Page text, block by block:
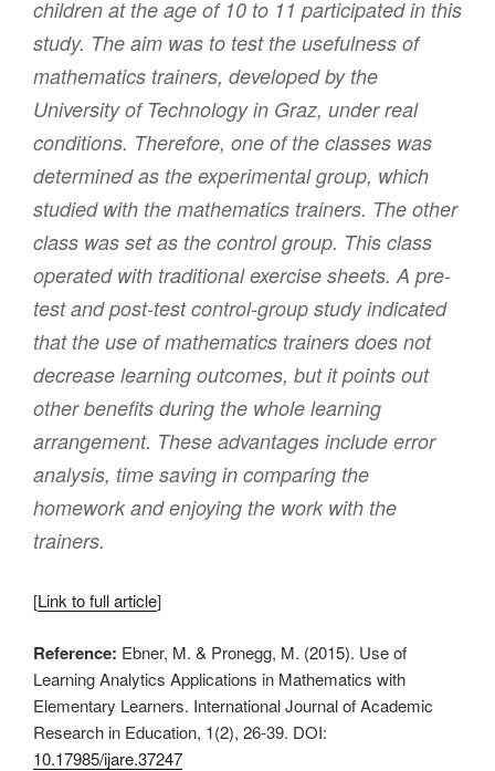
children at the age of 10 to 11 participated in this
study. The aim was to test the usefulness of
mathematics trainers, developed by the
University of Technology in Graz, under real
conditions. Therefore, one of the classes was
determined as the experimental group, which
studied with the mathematics trainers. The other
class was set as the control group. This class
operated with traditional exercise sheets. A pre-
test and post-test control-group study indicated
that the use of mathematics trainers does not
decrease learning outcomes, but it points out
other benefits during the whole learning
arrangement. These advantages include error
analysis, time saving in comparing the
homework and enjoying the work with the
trainers.
[Link to full article]
Reference: Ebner, M. & Pronegg, M. (2015). Use of
Learning Analytics Applications in Mathematics with
Elementary Learners. International Journal of Academic
Research in Education, 1(2), 26‐39. DOI:
10.17985/ijare.37247